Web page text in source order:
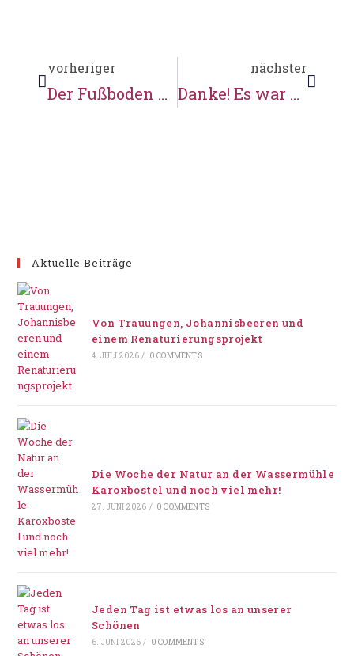
vorheriger
Der Fußboden muss raus
nächster
Danke! Es war wunderschön!
Aktuelle Beiträge
Von Trauungen, Johannisbeeren und
einem Renaturierungsprojekt
4. JULI 2026 / 0 COMMENTS
Die Woche der Natur an der Wassermühle
Karoxbostel und noch viel mehr!
27. JUNI 2026 / 0 COMMENTS
Jeden Tag ist etwas los an unserer
Schönen
6. JUNI 2026 / 0 COMMENTS